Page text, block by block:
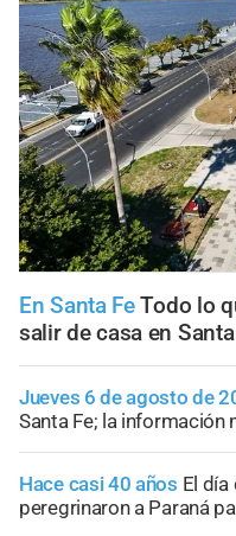
En Santa Fe Todo lo
salir de casa en
Jueves 6 de agosto de
Santa Fe; la información
Hace casi 40 años El
peregrinaron a Paraná